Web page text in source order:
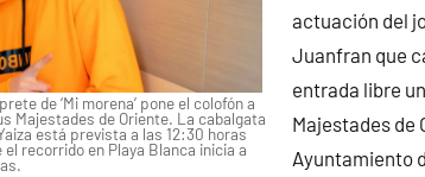
de ‘Mi morena’ pone el colofón a
Majestades de Oriente. La cabalgata
está prevista a las 12:30 horas
recorrido en Playa Blanca inicia a
actuación del
Juanfran que
entrada libre
Majestades de
Ayuntamiento